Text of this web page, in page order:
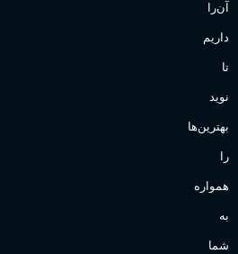
آن‌را
داریم
تا
نوید
بهترین‌ها
را
همواره
به
شما